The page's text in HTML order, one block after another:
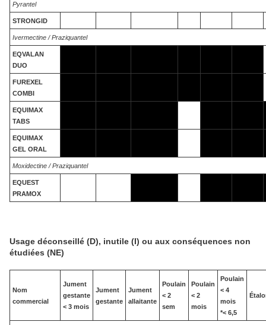
Pyrantel
STRONGID
Ivermectine / Praziquantel
EQVALAN
DUO
FUREXEL
COMBI
EQUIMAX
TABS
EQUIMAX
GEL ORAL
Moxidectine / Praziquantel
EQUEST
PRAMOX
Usage déconseillé (D), inutile (I) ou aux conséquences non
étudiées (NE)
Nom
commercial
Jument
gestante
< 3 mois
Jument
gestante
Jument
allaitante
Poulain
< 2
sem
Poulain
< 2
mois
Poulain
< 4
mois
*< 6,5